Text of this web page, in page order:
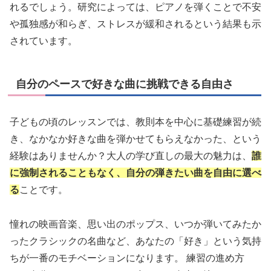
れるでしょう。研究によっては、ピアノを弾くことで不安
や孤独感が和らぎ、ストレスが緩和されるという結果も示
されています。
自分のペースで好きな曲に挑戦できる自由さ
子どもの頃のレッスンでは、教則本を中心に基礎練習が続
き、なかなか好きな曲を弾かせてもらえなかった、という
経験はありませんか？大人の学び直しの最大の魅力は、 誰
に強制されることもなく、自分の弾きたい曲を自由に選べ
ることです。
憧れの映画音楽、思い出のポップス、いつか弾いてみたか
ったクラシックの名曲など、あなたの「好き」という気持
ちが一番のモチベーションになります。 練習の進め方